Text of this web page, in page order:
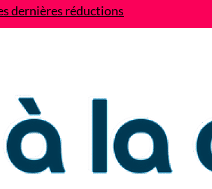
dernières réductions